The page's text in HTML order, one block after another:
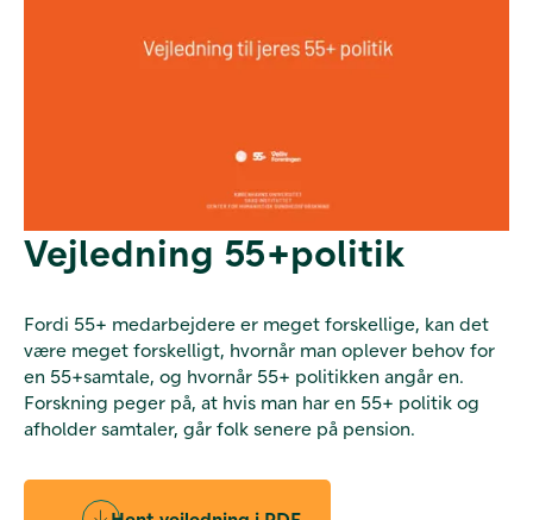
Vejledning 55+politik
Fordi 55+ medarbejdere er meget forskellige, kan det
være meget forskelligt, hvornår man oplever behov for
en 55+samtale, og hvornår 55+ politikken angår en.
Forskning peger på, at hvis man har en 55+ politik og
afholder samtaler, går folk senere på pension.